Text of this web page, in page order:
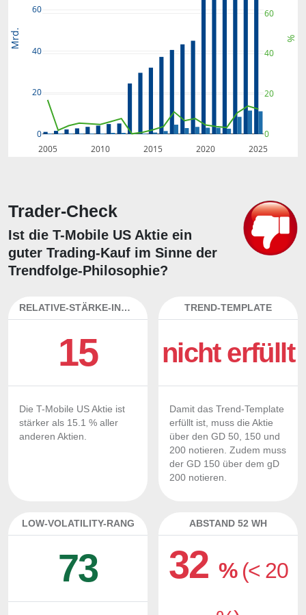
2005 2010 2015 2020 2025
0
20
40
60
0
20
40
60
Mrd. %
Trader-Check
Ist die T-Mobile US Aktie ein
guter Trading-Kauf im Sinne der
Trendfolge-Philosophie?
RELATIVE-STÄRKE-INDEX
15
Die T-Mobile US Aktie ist
stärker als 15.1 % aller
anderen Aktien.
TREND-TEMPLATE
nicht erfüllt
Damit das Trend-Template
erfüllt ist, muss die Aktie
über den GD 50, 150 und
200 notieren. Zudem muss
der GD 150 über dem gD
200 notieren.
LOW-VOLATILITY-RANG
73
ABSTAND 52 WH
32% (< 20